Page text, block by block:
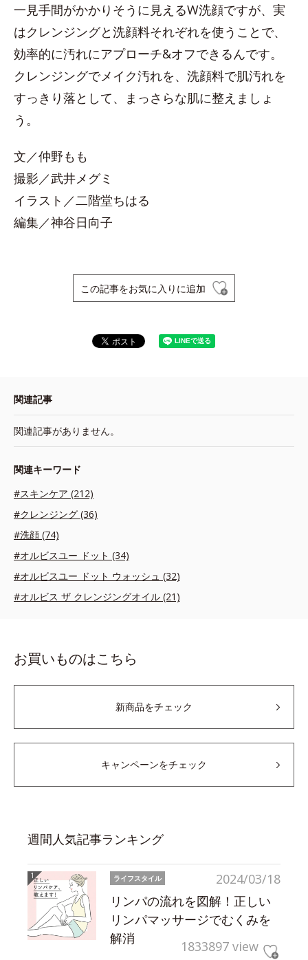
一見手間がかかりそうに見えるW洗顔ですが、実
はクレンジングと洗顔料それぞれを使うことで、
効率的に汚れにアプローチ&オフできるんです。
クレンジングでメイク汚れを、洗顔料で肌汚れを
すっきり落として、まっさらな肌に整えましょ
う。
文／仲野もも
撮影／武井メグミ
イラスト／二階堂ちはる
編集／神谷日向子
この記事をお気に入りに追加
関連記事
関連記事がありません。
関連キーワード
#スキンケア (212)
#クレンジング (36)
#洗顔 (74)
#オルビスユー ドット (34)
#オルビスユー ドット ウォッシュ (32)
#オルビス ザ クレンジングオイル (21)
お買いものはこちら
新商品をチェック
キャンペーンをチェック
週間人気記事ランキング
2024/03/18
ライフスタイル
リンパの流れを図解！正しい
リンパマッサージでむくみを
解消
1833897 view